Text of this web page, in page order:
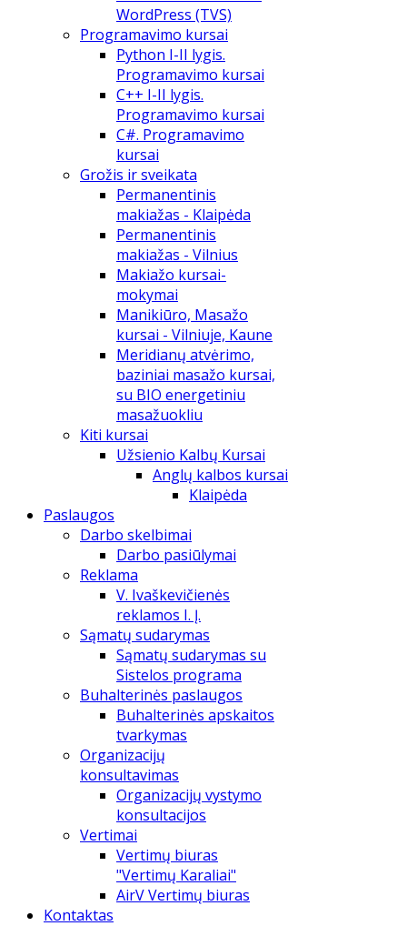
WordPress (TVS)
Programavimo kursai
Python I-II lygis.
Programavimo kursai
C++ I-II lygis.
Programavimo kursai
C#. Programavimo
kursai
Grožis ir sveikata
Permanentinis
makiažas - Klaipėda
Permanentinis
makiažas - Vilnius
Makiažo kursai-
mokymai
Manikiūro, Masažo
kursai - Vilniuje, Kaune
Meridianų atvėrimo,
baziniai masažo kursai,
su BIO energetiniu
masažuokliu
Kiti kursai
Užsienio Kalbų Kursai
Anglų kalbos kursai
Klaipėda
Paslaugos
Darbo skelbimai
Darbo pasiūlymai
Reklama
V. Ivaškevičienės
reklamos I. Į.
Sąmatų sudarymas
Sąmatų sudarymas su
Sistelos programa
Buhalterinės paslaugos
Buhalterinės apskaitos
tvarkymas
Organizacijų
konsultavimas
Organizacijų vystymo
konsultacijos
Vertimai
Vertimų biuras
"Vertimų Karaliai"
AirV Vertimų biuras
Kontaktas